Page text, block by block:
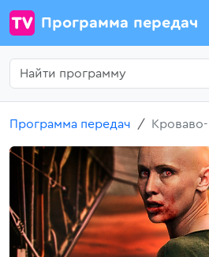
Программа передач
Программа передач